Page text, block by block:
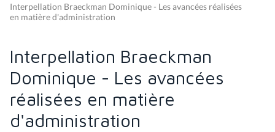
Interpellation Braeckman Dominique - Les avancées réalisées
en matière d'administration
Interpellation Braeckman
Dominique - Les avancées
réalisées en matière
d'administration